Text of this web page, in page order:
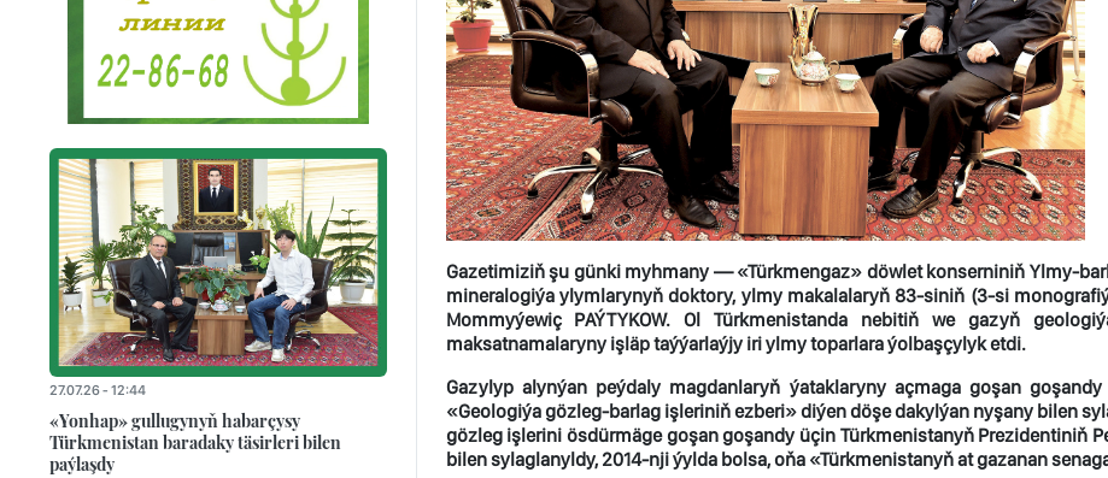
Gazetimiziň şu günki myhmany — «Türkmengaz» döwlet konserniniň Ylmy-
mineralogiýa ylymlarynyň doktory, ylmy makalalaryň 83-siniň (3-si
Mommyýewiç PAÝTYKOW. Ol Türkmenistanda nebitiň we gazyň
maksatnamalaryny işläp taýýarlaýjy iri ylmy toparlara ýolbaşçylyk etdi.
Gazylyp alynýan peýdaly magdanlaryň ýataklaryny açmaga goşan
«Geologiýa gözleg-barlag işleriniň ezberi» diýen döşe dakylýan nyşany bilen
gözleg işlerini ösdürmäge goşan goşandy üçin Türkmenistanyň Prezidentiniň
bilen sylaglanyldy, 2014-nji ýylda bolsa, oňa «Türkmenistanyň at gazanan
27.07.26 - 12:44
«Yonhap» gullugynyň habarçysy
Türkmenistan baradaky täsirleri bilen
paýlaşdy